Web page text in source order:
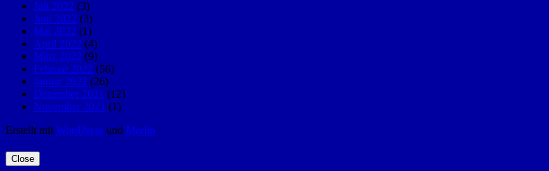
Juli 2022 (3)
Juni 2022 (3)
Mai 2022 (1)
April 2022 (4)
März 2022 (9)
Februar 2022 (56)
Januar 2022 (26)
Dezember 2021 (12)
November 2021 (1)
Erstellt mit WordPress und Merlin.
Close